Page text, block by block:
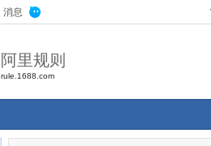
阿里规则
rule.1688.com